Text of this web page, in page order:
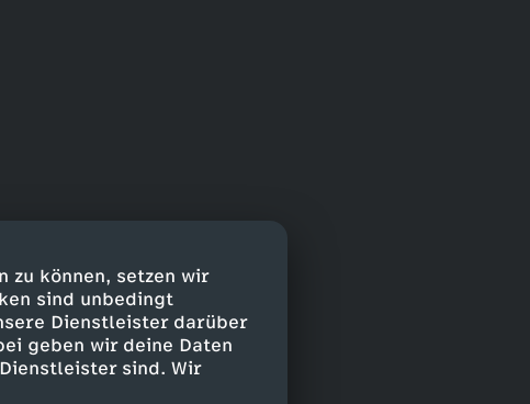
zu können, setzen wir
sind unbedingt
Dienstleister darüber
geben wir deine Daten
sind. Wir